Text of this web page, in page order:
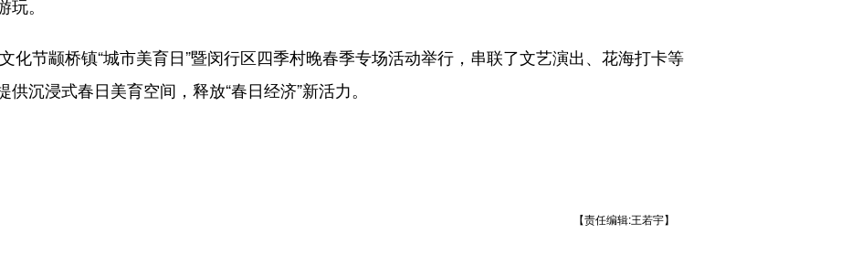
。
节颛桥镇“城市美育日”暨闵行区四季村晚春季专场活动举行，串联了文艺演出、花海打卡等
沉浸式春日美育空间，释放“春日经济”新活力。
【责任编辑:王若宇】